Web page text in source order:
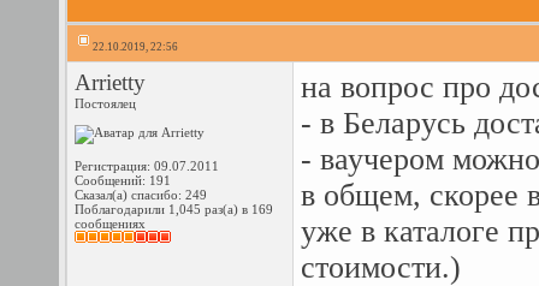
22.10.2019, 22:56
Arrietty
Постоялец
Регистрация: 09.07.2011
Сообщений: 191
Сказал(а) спасибо: 249
Поблагодарили 1,045 раз(а) в 169
сообщениях
на вопрос про
- в Беларусь
- ваучером
в общем, скорее
уже в каталоге
стоимости.)